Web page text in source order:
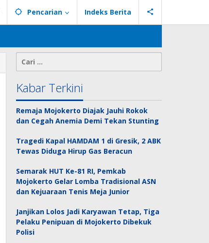
Pencarian Indeks Berita
Cari
untuk:
Kabar Terkini
Remaja Mojokerto Diajak Jauhi Rokok
dan Cegah Anemia Demi Tekan Stunting
Tragedi Kapal HAMDAM 1 di Gresik, 2 ABK
Tewas Diduga Hirup Gas Beracun
Semarak HUT Ke-81 RI, Pemkab
Mojokerto Gelar Lomba Tradisional ASN
dan Kejuaraan Tenis Meja Junior
Janjikan Lolos Jadi Karyawan Tetap, Tiga
Pelaku Penipuan di Mojokerto Dibekuk
Polisi